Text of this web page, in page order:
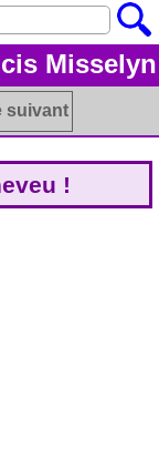
Misselyn
suivant
!